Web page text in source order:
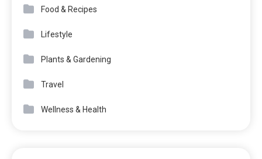
Food & Recipes
Lifestyle
Plants & Gardening
Travel
Wellness & Health